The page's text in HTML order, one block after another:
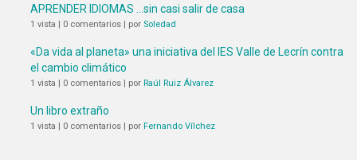
APRENDER IDIOMAS …sin casi salir de casa
1 vista 0 comentarios por Soledad
«Da vida al planeta» una iniciativa del IES Valle de Lecrín contra
el cambio climático
1 vista 0 comentarios por Raúl Ruiz Álvarez
Un libro extraño
1 vista 0 comentarios por Fernando Vílchez